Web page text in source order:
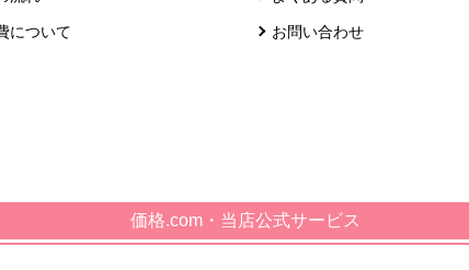
について お問い合わせ
価格.com・当店公式サービス